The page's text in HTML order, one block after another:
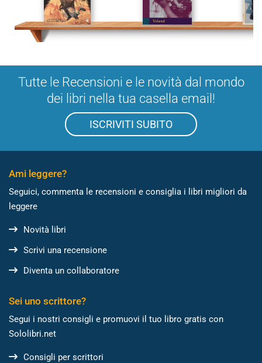
Tutte le Recensioni e le novità dal mondo
dei libri nella tua casella email!
ISCRIVITI SUBITO
Ami leggere?
Seguici, commenta le recensioni e consiglia i libri migliori da
leggere
Novità libri
Scrivi una recensione
Diventa un collaboratore
Sei uno scrittore?
Segui i nostri consigli e promuovi il tuo libro gratis con
Sololibri.net
Consigli per scrittori